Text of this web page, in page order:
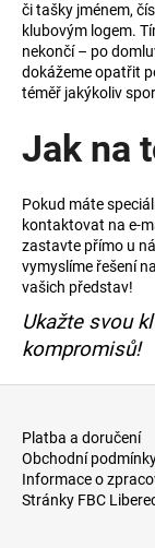
či tašky jménem,
klubovým logem.
nekončí – po
dokážeme opatřit
téměř jakýkoliv
Jak na
Pokud máte
kontaktovat na e-
zastavte přímo u
vymyslíme řešení
vašich představ!
Ukažte svou
kompromisů!
o
p
o
r
u
č
u
j
m
e
Platba a doručení
Obchodní
Informace o
Stránky FBC